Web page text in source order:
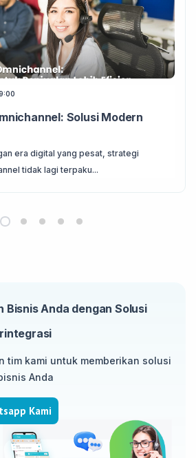
Solusi Modern
era digital yang pesat, strategi
tidak lagi terpaku...
Bisnis Anda dengan Solusi
tim kami untuk memberikan solusi
Anda
Kami